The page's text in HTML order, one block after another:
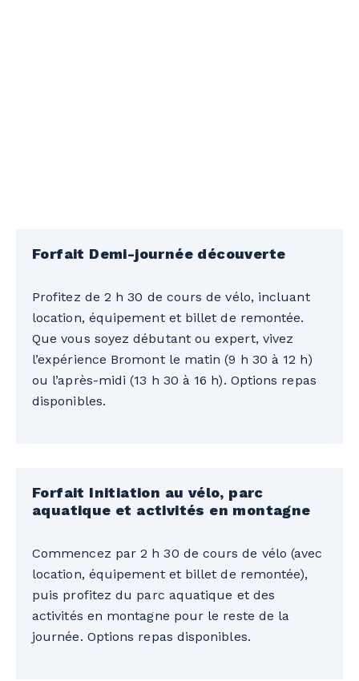
Forfait Demi-journée découverte
Profitez de 2 h 30 de cours de vélo, incluant
location, équipement et billet de remontée.
Que vous soyez débutant ou expert, vivez
l’expérience Bromont le matin (9 h 30 à 12 h)
ou l’après-midi (13 h 30 à 16 h). Options repas
disponibles.
Forfait Initiation au vélo, parc
aquatique et activités en montagne
Commencez par 2 h 30 de cours de vélo (avec
location, équipement et billet de remontée),
puis profitez du parc aquatique et des
activités en montagne pour le reste de la
journée. Options repas disponibles.